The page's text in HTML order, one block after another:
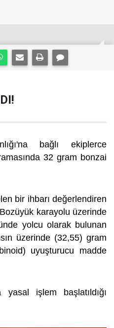
bağlı ekiplerce
32 gram bonzai
bir ihbarı değerlendiren
karayolu üzerinde
yolcu olarak bulunan
üzerinde (32,55) gram
uyuşturucu madde
yasal işlem başlatıldığı